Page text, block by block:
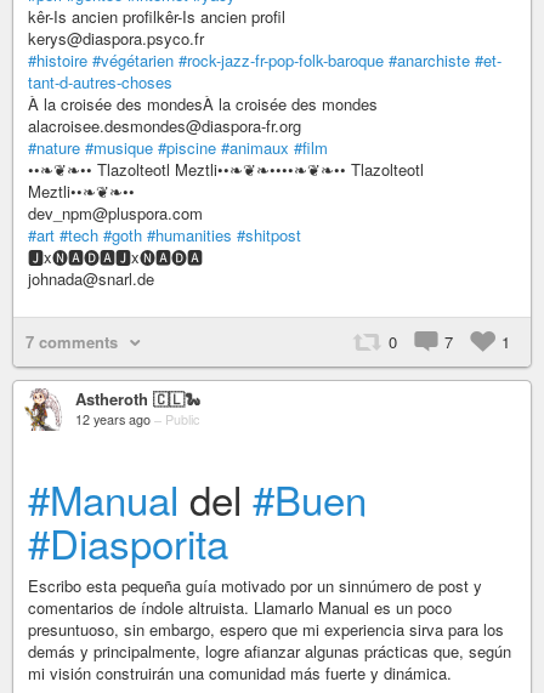
kêr-Is ancien profilkêr-Is ancien profil
kerys@diaspora.psyco.fr
#histoire #végétarien #rock-jazz-fr-pop-folk-baroque #anarchiste #et-
tant-d-autres-choses
À la croisée des mondesÀ la croisée des mondes
alacroisee.desmondes@diaspora-fr.org
#nature #musique #piscine #animaux #film
••❧❦❧•• Tlazolteotl Meztli••❧❦❧••••❧❦❧•• Tlazolteotl
Meztli••❧❦❧••
dev_npm@pluspora.com
#art #tech #goth #humanities #shitpost
🅹x🅝🅰🅓🅰🅹x🅝🅰🅓🅰
johnada@snarl.de
7 comments 0 7 1
Astheroth 🇨🇱🐍
12 years ago – Public
#Manual del #Buen
#Diasporita
Escribo esta pequeña guía motivado por un sinnúmero de post y
comentarios de índole altruista. Llamarlo Manual es un poco
presuntuoso, sin embargo, espero que mi experiencia sirva para los
demás y principalmente, logre afianzar algunas prácticas que, según
mi visión construirán una comunidad más fuerte y dinámica.